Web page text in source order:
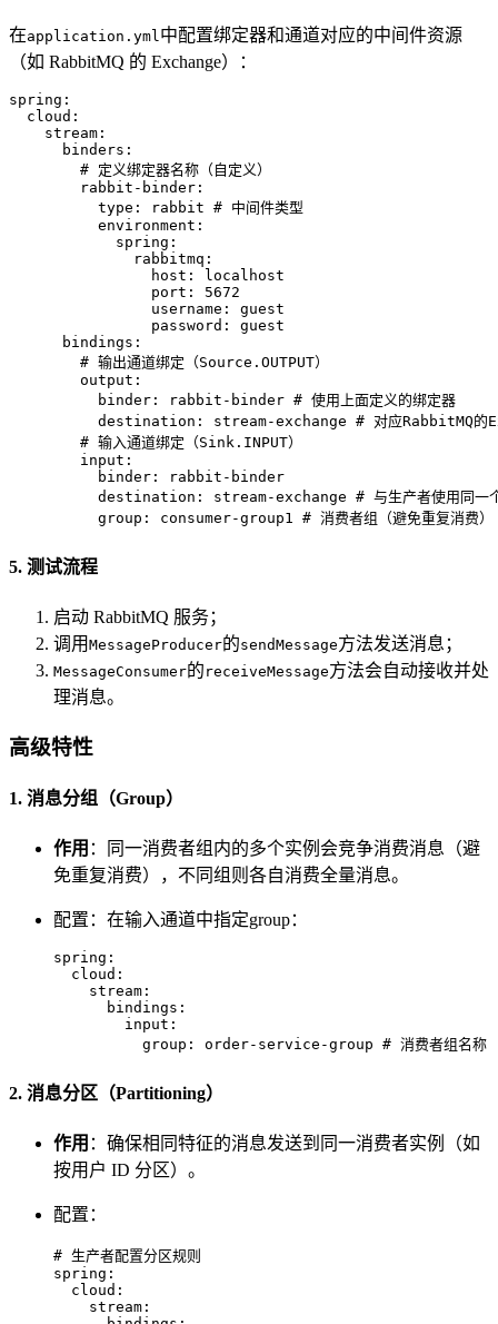
在application.yml中配置绑定器和通道对应的中间件资源
（如 RabbitMQ 的 Exchange）：
spring:
cloud:
stream:
binders:
# 定义绑定器名称（自定义）
rabbit-binder:
type:
rabbit # 中间件类型
environment:
spring:
rabbitmq:
host:
localhost
port:
5672
username:
guest
password:
guest
bindings:
# 输出通道绑定（Source.OUTPUT）
output:
binder:
rabbit-binder # 使用上面定义的绑定器
destination:
stream-exchange # 对应RabbitMQ的
# 输入通道绑定（Sink.INPUT）
input:
binder:
rabbit-binder
destination:
stream-exchange # 与生产者使用同一
group:
consumer-group1 # 消费者组（避免重复消费）
5. 测试流程
启动 RabbitMQ 服务；
调用 MessageProducer的sendMessage方法发送消息；
MessageConsumer的 receiveMessage方法会自动接收并处
理消息。
高级特性
1. 消息分组（Group）
作用 ：同一消费者组内的多个实例会竞争消费消息（避
免重复消费），不同组则各自消费全量消息。
配置：在输入通道中指定group：
spring:
cloud:
stream:
bindings:
input:
group:
order-service-group # 消费者组名称
2. 消息分区（Partitioning）
作用 ：确保相同特征的消息发送到同一消费者实例（如
按用户 ID 分区）。
配置：
# 生产者配置分区规则
spring:
cloud:
stream: